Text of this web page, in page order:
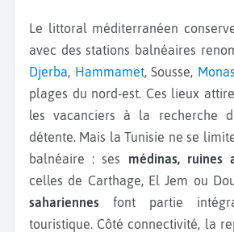
Le littoral méditerranéen conserve un rôle central,
avec des stations balnéaires
Djerba, Hammamet, Sousse,
plages du nord-est. Ces lieux
les vacanciers à la recherche
détente. Mais la Tunisie ne se
balnéaire : ses médinas, ruines
celles de Carthage, El Jem ou
sahariennes font partie
touristique. Côté connectivité, la